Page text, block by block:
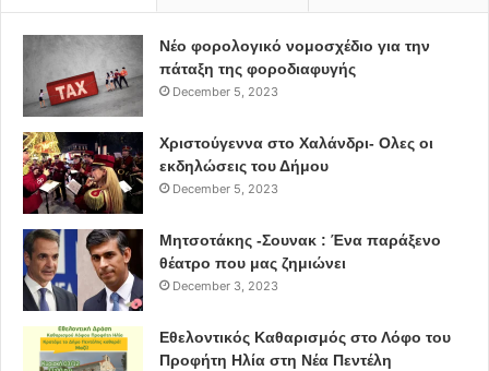
Συμμετείχε στο πλάι του η
ταλαντούχα ερμηνεύτρια της νεότερης γενιάς Μυρτώ
Βασιλείου.
Συντελεστές:
Πιάνο – πλήκτρα: Eυαγγελία Μαυρίδου
Κιθάρες: Δημήτρης Στασινός
Μπάσο: Γιώργος Μπουλντής
Τύμπανα: Κώστας Μυλωνάς
Artwork: Πέτρος Παράσχης
Φωτογραφίες αφίσας: Αθηνά Καζολέα, Ερρίκος Ανδρέου
Ηχοληψία: Δημήτρης Μπουρμπούλης
Νέο φορολογικό νομοσχέδιο για την
πάταξη της φοροδιαφυγής
December 5, 2023
Χριστούγεννα στο Χαλάνδρι- Ολες οι
εκδηλώσεις του Δήμου
December 5, 2023
Μητσοτάκης -Σουνακ : Ένα παράξενο
θέατρο που μας ζημιώνει
December 3, 2023
Εθελοντικός Καθαρισμός στο Λόφο του
Προφήτη Ηλία στη Νέα Πεντέλη